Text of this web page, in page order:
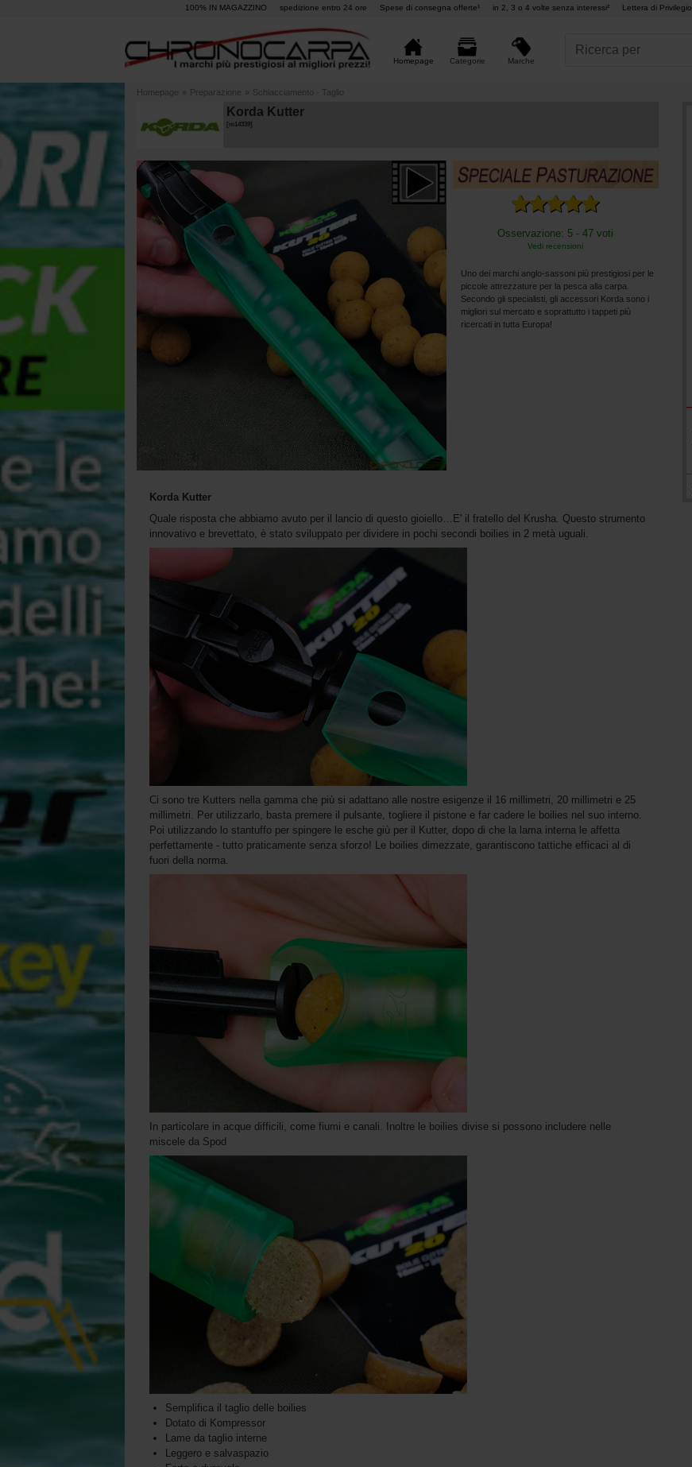
100% IN MAGAZZINO spedizione entro 24 ore Spese di consegna offerte¹ in 2, 3 o 4 volte senza interessi² Lettera di Privilegio
Homepage Categorie Marche
Homepage » Preparazione » Schiacciamento - Taglio
Korda Kutter
m14339]
Osservazione: 5 - 47 voti
Vedi recensioni
Uno dei marchi anglo-sassoni più prestigiosi per le
piccole attrezzature per la pesca alla carpa.
Secondo gli specialisti, gli accessori Korda sono i
migliori sul mercato e soprattutto i tappeti più
ricercati in tutta Europa!
Korda Kutter
Quale risposta che abbiamo avuto per il lancio di questo gioiello…E' il fratello del Krusha. Questo strumento
innovativo e brevettato, è stato sviluppato per dividere in pochi secondi boilies in 2 metà uguali.
Ci sono tre Kutters nella gamma che più si adattano alle nostre esigenze il 16 millimetri, 20 millimetri e 25
millimetri. Per utilizzarlo, basta premere il pulsante, togliere il pistone e far cadere le boilies nel suo interno.
Poi utilizzando lo stantuffo per spingere le esche giù per il Kutter, dopo di che la lama interna le affetta
perfettamente - tutto praticamente senza sforzo! Le boilies dimezzate, garantiscono tattiche efficaci al di
fuori della norma.
In particolare in acque difficili, come fiumi e canali. Inoltre le boilies divise si possono includere nelle
miscele da Spod
Semplifica il taglio delle boilies
Dotato di Kompressor
Lame da taglio interne
Leggero e salvaspazio